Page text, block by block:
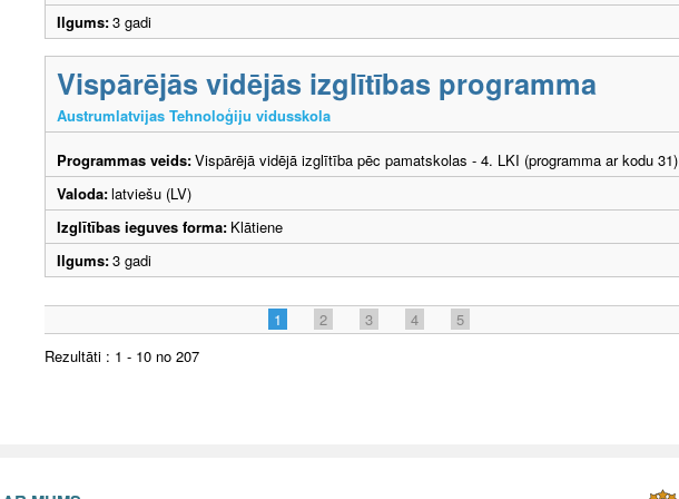
Ilgums:3 gadi
Vispārējās vidējās izglītības programma
Austrumlatvijas Tehnoloģiju vidusskola
Programmas veids:Vispārējā vidējā izglītība pēc pamatskolas - 4. LKI (programma ar kodu 31)
Valoda:latviešu (LV)
Izglītības ieguves forma: Klātiene
Ilgums:3 gadi
1 2 3 4 5
Rezultāti : 1 - 10 no 207